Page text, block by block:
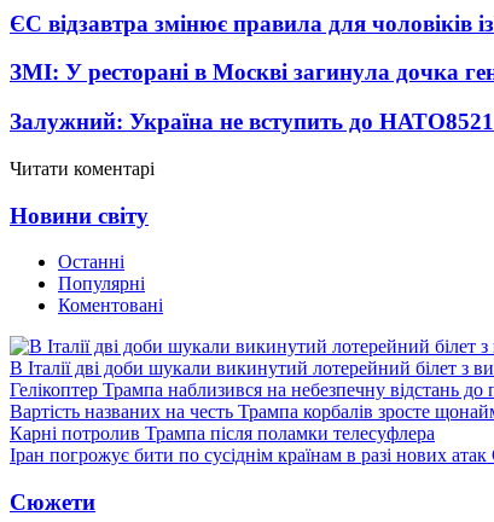
ЄС відзавтра змінює правила для чоловіків
ЗМІ: У ресторані в Москві загинула дочка
Залужний: Україна не вступить до НАТО8521
Читати коментарі
Новини світу
Останні
Популярні
Коментовані
В Італії дві доби шукали викинутий лотерейний білет з
Гелікоптер Трампа наблизився на небезпечну відстань до
Вартість названих на честь Трампа корбалів зросте
Карні потролив Трампа після поламки телесуфлера
Іран погрожує бити по сусіднім країнам в разі нових
Сюжети